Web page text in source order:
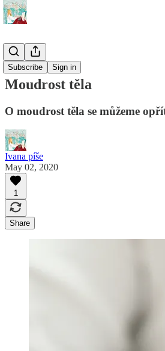
Subscribe Sign in
🪄 Tipy
Moudrost těla
O moudrost těla se můžeme
Ivana píše
May 02, 2020
1
Share